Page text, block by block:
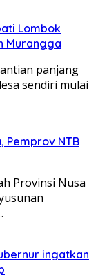
Lombok
Murangga
panjang
sendiri mulai
Pemprov NTB
Provinsi Nusa
ingatkan